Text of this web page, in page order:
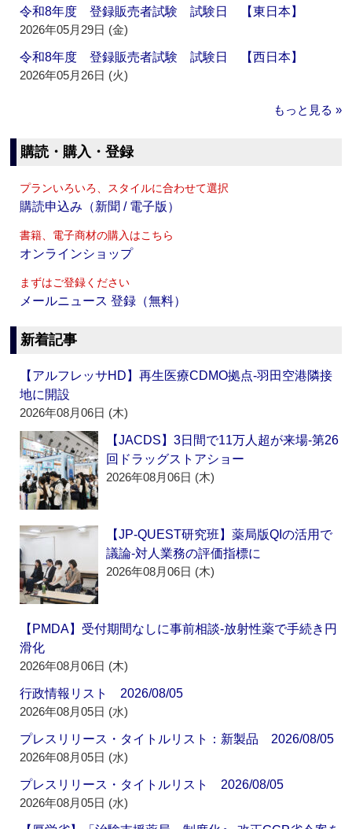
令和8年度 登録販売者試験 試験日 【東日本】
2026年05月29日 (金)
令和8年度 登録販売者試験 試験日 【西日本】
2026年05月26日 (火)
もっと見る »
購読・購入・登録
プランいろいろ、スタイルに合わせて選択
購読申込み（新聞 / 電子版）
書籍、電子商材の購入はこちら
オンラインショップ
まずはご登録ください
メールニュース 登録（無料）
新着記事
【アルフレッサHD】再生医療CDMO拠点‐羽田空港隣接
地に開設
2026年08月06日 (木)
【JACDS】3日間で11万人超が来場‐第26
回ドラッグストアショー
2026年08月06日 (木)
【JP-QUEST研究班】薬局版QIの活用で
議論‐対人業務の評価指標に
2026年08月06日 (木)
【PMDA】受付期間なしに事前相談‐放射性薬で手続き円
滑化
2026年08月06日 (木)
行政情報リスト 2026/08/05
2026年08月05日 (水)
プレスリリース・タイトルリスト：新製品 2026/08/05
2026年08月05日 (水)
プレスリリース・タイトルリスト 2026/08/05
2026年08月05日 (水)